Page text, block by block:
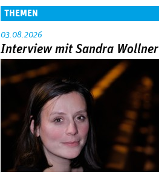
THEMEN
03.08.2026
Interview mit Sandra Wollner